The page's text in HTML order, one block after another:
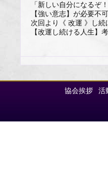
「新しい自分になるぞ
【強い意志】が必要不
次回より《 改運 》し
【改運し続ける人生】
協会挨拶 活